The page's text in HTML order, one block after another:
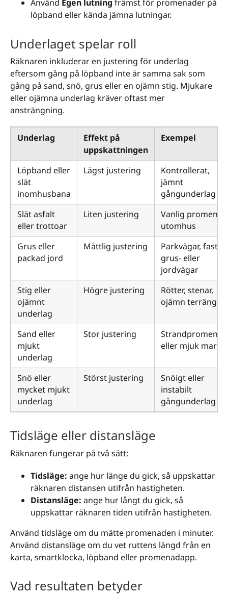
Använd Egen lutning främst för promenader på
löpband eller kända jämna lutningar.
Underlaget spelar roll
Räknaren inkluderar en justering för underlag
eftersom gång på löpband inte är samma sak som
gång på sand, snö, grus eller en ojämn stig. Mjukare
eller ojämna underlag kräver oftast mer
ansträngning.
Underlag
Effekt på
uppskattningen
Exempel
Löpband eller
slät
inomhusbana
Lägst justering
Kontrollerat,
jämnt
gångunderlag
Slät asfalt
eller trottoar
Liten justering
Vanlig promenad
utomhus
Grus eller
packad jord
Måttlig justering
Parkvägar, fasta
grus- eller
jordvägar
Stig eller
ojämnt
underlag
Högre justering
Rötter, stenar,
ojämn terräng
Sand eller
mjukt
underlag
Stor justering
Strandpromenad
eller mjuk mark
Snö eller
mycket mjukt
underlag
Störst justering
Snöigt eller
instabilt
gångunderlag
Tidsläge eller distansläge
Räknaren fungerar på två sätt:
Tidsläge: ange hur länge du gick, så uppskattar
räknaren distansen utifrån hastigheten.
Distansläge: ange hur långt du gick, så
uppskattar räknaren tiden utifrån hastigheten.
Använd tidsläge om du mätte promenaden i minuter.
Använd distansläge om du vet ruttens längd från en
karta, smartklocka, löpband eller promenadapp.
Vad resultaten betyder